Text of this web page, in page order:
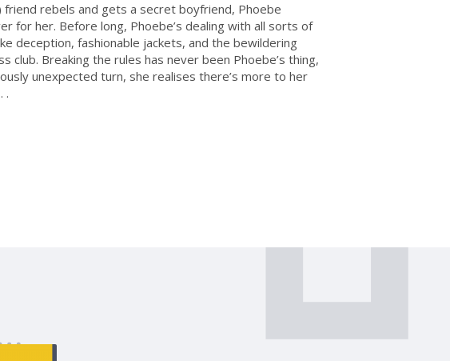
friend rebels and gets a secret boyfriend, Phoebe
for her. Before long, Phoebe’s dealing with all sorts of
deception, fashionable jackets, and the bewildering
club. Breaking the rules has never been Phoebe’s thing,
unexpected turn, she realises there’s more to her
.